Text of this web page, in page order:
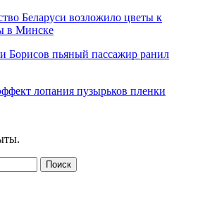
Беларуси возложило цветы к
в Минске
Борисов пьяный пассажир ранил
лопания пузырьков пленки